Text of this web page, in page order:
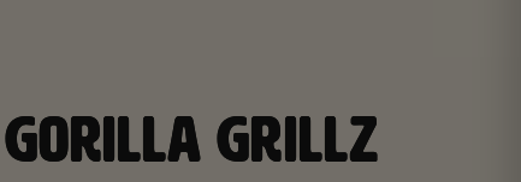
GRILLZ